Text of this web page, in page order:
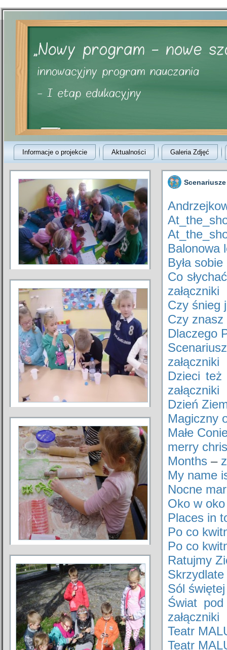
Informacje o projekcie Aktualności Galeria Zdjęć
Scenariusze
Balonowa
Była
Co
załączniki
Czy śnieg
Czy
Dlaczego
załączniki
Dzieci też
załączniki
Dzień
Magiczny
Małe
merry
Months –
My name
Nocne
Oko w
Places in
Po co
Po co
Ratujmy
Sól
Świat
załączniki
Teatr
Teatr